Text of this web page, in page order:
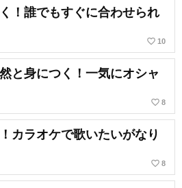
！誰でもすぐに合わせられ
favorite_border 10
と身につく！一気にオシャ
favorite_border 8
カラオケで歌いたいがなり
favorite_border 8